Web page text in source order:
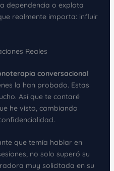
dependencia o explota
realmente importa: influir
Reales
conversacional
la han probado. Estas
Así que te contaré
he visto, cambiando
que temía hablar en
no solo superó su
muy solicitada en su